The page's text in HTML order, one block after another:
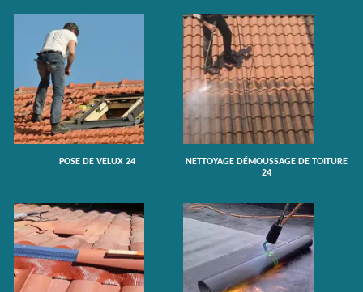
POSE DE VELUX 24
NETTOYAGE DÉMOUSSAGE DE TOITURE
24